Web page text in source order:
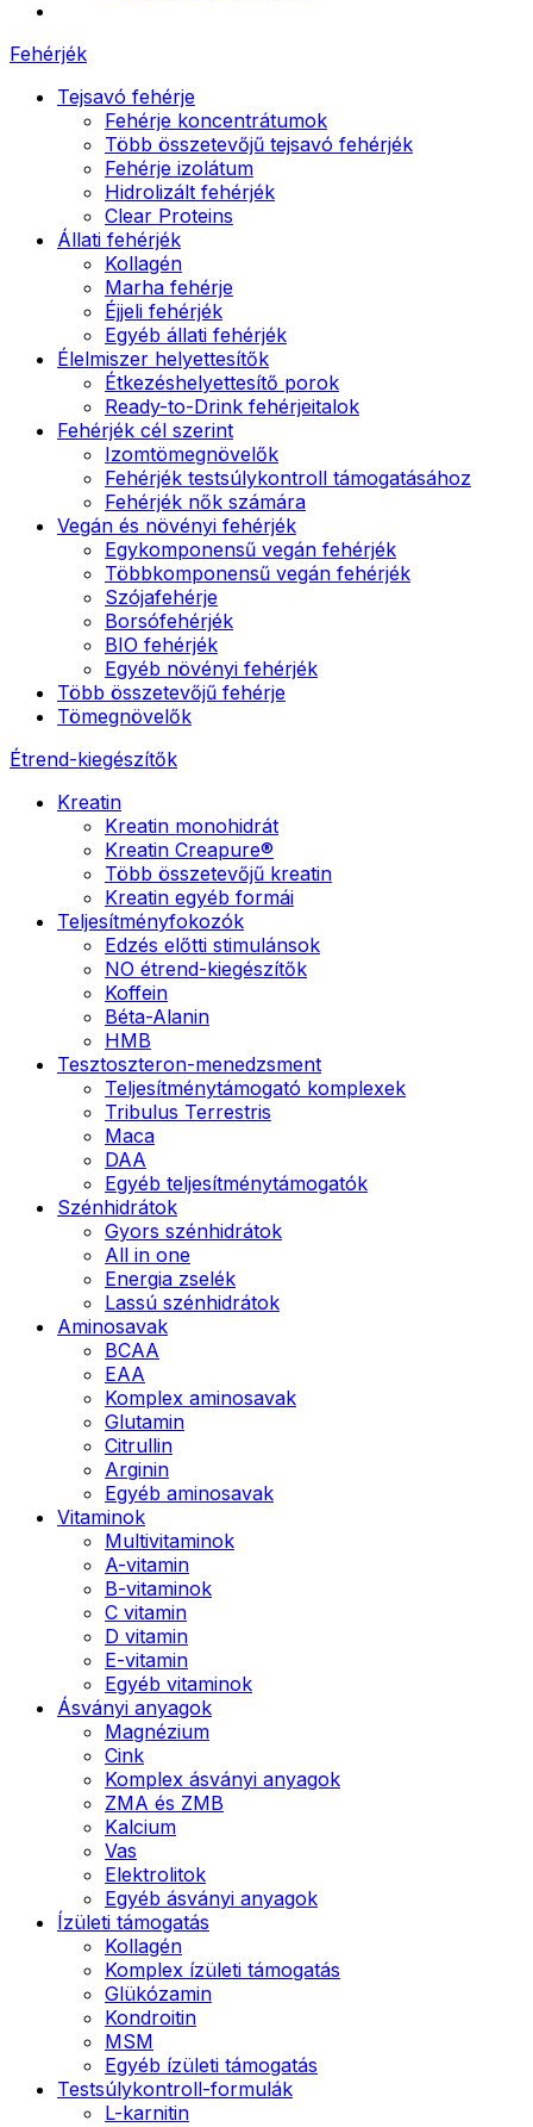
Fehérjék
Tejsavó fehérje
Fehérje koncentrátumok
Több összetevőjű tejsavó fehérjék
Fehérje izolátum
Hidrolizált fehérjék
Clear Proteins
Állati fehérjék
Kollagén
Marha fehérje
Éjjeli fehérjék
Egyéb állati fehérjék
Élelmiszer helyettesítők
Étkezéshelyettesítő porok
Ready-to-Drink fehérjeitalok
Fehérjék cél szerint
Izomtömegnövelők
Fehérjék testsúlykontroll támogatásához
Fehérjék nők számára
Vegán és növényi fehérjék
Egykomponensű vegán fehérjék
Többkomponensű vegán fehérjék
Szójafehérje
Borsófehérjék
BIO fehérjék
Egyéb növényi fehérjék
Több összetevőjű fehérje
Tömegnövelők
Étrend-kiegészítők
Kreatin
Kreatin monohidrát
Kreatin Creapure®
Több összetevőjű kreatin
Kreatin egyéb formái
Teljesítményfokozók
Edzés előtti stimulánsok
NO étrend-kiegészítők
Koffein
Béta-Alanin
HMB
Tesztoszteron-menedzsment
Teljesítménytámogató komplexek
Tribulus Terrestris
Maca
DAA
Egyéb teljesítménytámogatók
Szénhidrátok
Gyors szénhidrátok
All in one
Energia zselék
Lassú szénhidrátok
Aminosavak
BCAA
EAA
Komplex aminosavak
Glutamin
Citrullin
Arginin
Egyéb aminosavak
Vitaminok
Multivitaminok
A-vitamin
B-vitaminok
C vitamin
D vitamin
E-vitamin
Egyéb vitaminok
Ásványi anyagok
Magnézium
Cink
Komplex ásványi anyagok
ZMA és ZMB
Kalcium
Vas
Elektrolitok
Egyéb ásványi anyagok
Ízületi támogatás
Kollagén
Komplex ízületi támogatás
Glükózamin
Kondroitin
MSM
Egyéb ízületi támogatás
Testsúlykontroll-formulák
L-karnitin